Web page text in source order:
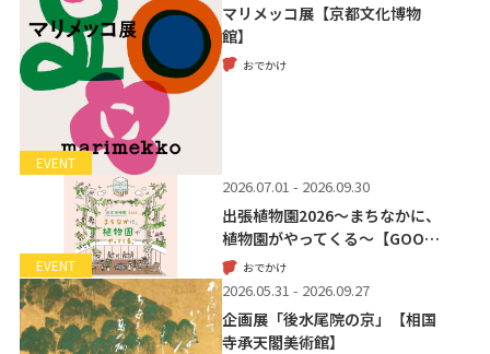
EVENT
マリメッコ展【京都文化博物
館】
おでかけ
EVENT
2026.07.01 - 2026.09.30
出張植物園2026～まちなかに、
植物園がやってくる～【GOO…
おでかけ
2026.05.31 - 2026.09.27
企画展「後水尾院の京」【相国
寺承天閣美術館】